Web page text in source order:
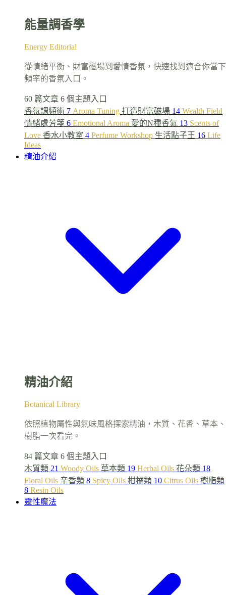
能量調香學
Energy Editorial
從情緒平衡、財富磁場到愛情香氛，快速找到適合你當下
頻率的香氛入口。
60 篇文章 6 個主題入口
香氛調頻術 7 Aroma Tuning 打造財富磁場 14 Wealth Field
情緒處芳箋 6 Emotional Aroma 愛的N種香氣 13 Scents of
Love 香水小教室 4 Perfume Workshop 生活點子王 16 Life
Ideas
精油介紹
精油介紹
Botanical Library
依照植物屬性與氣味風格探索精油，木質、花香、草本、
樹脂一次看完。
84 篇文章 6 個主題入口
木質類 21 Woody Oils 草本類 19 Herbal Oils 花朵類 18
Floral Oils 辛香類 8 Spicy Oils 柑橘類 10 Citrus Oils 樹脂類
8 Resin Oils
靈性魔法